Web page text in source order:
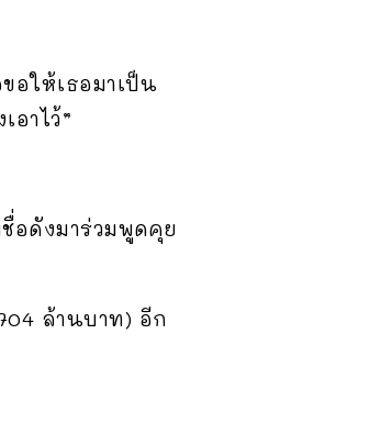
อให้เธอมาเป็น
าไว้”
อดังมาร่วมพูดคุย
ล้านบาท) อีก